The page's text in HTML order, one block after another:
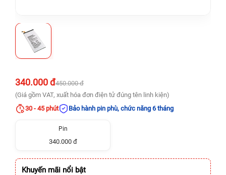
340.000 đ450.000 đ
(Giá gồm VAT, xuất hóa đơn điện tử đúng tên linh kiện)
30 - 45 phút
Bảo hành pin phù, chức năng 6 tháng
Pin
340.000 đ
Khuyến mãi nổi bật